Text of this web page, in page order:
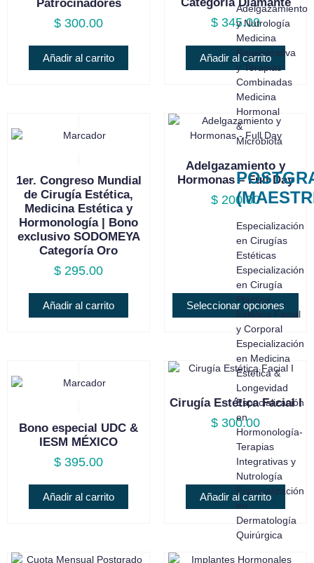
Adelgazamiento
y Nutrología
Medicina
Regenerativa
y Terapias
Combinadas
Medicina
Hormonal
&
Microbiota
Especialización
en Cirugías
Estéticas
Especialización
en Cirugía
Plástica
Estética Facial
y Corporal
Especialización
en Medicina
Estética &
Longevidad
Especialización
en
Hormonología-
Terapias
Integrativas y
Nutrología
Especialización
en
Dermatología
Quirúrgica
Patrocinadores
$ 300.00
Añadir al carrito
$ 345.00
Añadir al carrito
1er. Congreso Mundial
de Cirugía Estética,
Medicina Estética y
Hormonología | Bono
exclusivo SODOMEYA
Categoría Oro
$ 295.00
Añadir al carrito
Adelgazamiento y
Hormonas – Full Day
$ 200.00
Seleccionar opciones
Bono especial UDC &
IESM MÉXICO
$ 395.00
Añadir al carrito
Cirugía Estética Facial I
$ 300.00
Añadir al carrito